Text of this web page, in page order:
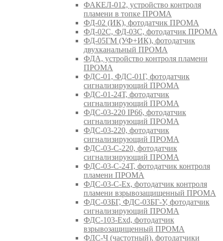
ФАКЕЛ-012, устройство контроля
пламени в топке ПРОМА
ФД-02 (ИК), фотодатчик ПРОМА
ФД-02С, ФД-03С, фотодатчик ПРОМА
ФД-05ГМ (УФ+ИК), фотодатчик
двухканальный ПРОМА
ФДА, устройство контроля пламени
ПРОМА
ФДС-01, ФДС-01Г, фотодатчик
сигнализирующий ПРОМА
ФДС-01-24Т, фотодатчик
сигнализирующий ПРОМА
ФДС-03-220 IP66, фотодатчик
сигнализирующий ПРОМА
ФДС-03-220, фотодатчик
сигнализирующий ПРОМА
ФДС-03-С-220, фотодатчик
сигнализирующий ПРОМА
ФДС-03-С-24Т, фотодатчик контроля
пламени ПРОМА
ФДС-03-С-Ex, фотодатчик контроля
пламени взрывозащищенный ПРОМА
ФДС-03БГ, ФДС-03БГ-У, фотодатчик
сигнализирующий ПРОМА
ФДС-103-Ехd, фотодатчик
взрывозащищенный ПРОМА
ФДС-Ч (частотный), фотодатчики